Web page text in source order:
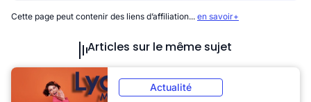
Cette page peut contenir des liens d’affiliation... en savoir+
Articles sur le même sujet
Actualité